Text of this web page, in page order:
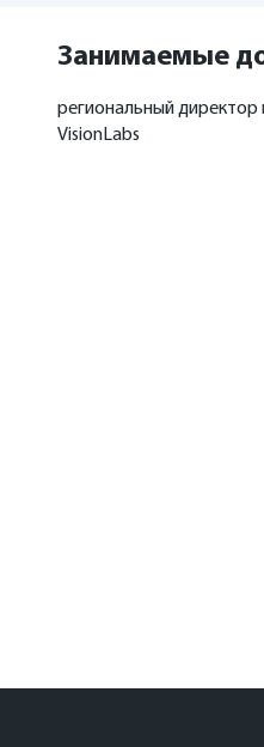
Занимаемые
региональный
VisionLabs